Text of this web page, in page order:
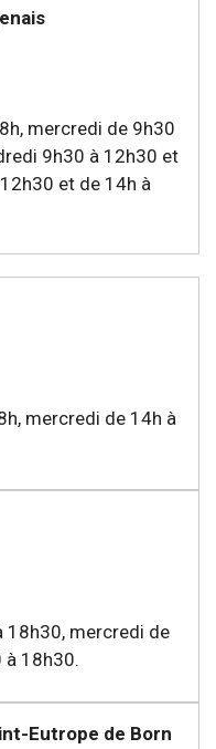
mercredi de 9h30
9h30 à 12h30 et
et de 14h à
mercredi de 14h à
18h30, mercredi de
à 18h30.
Eutrope de Born